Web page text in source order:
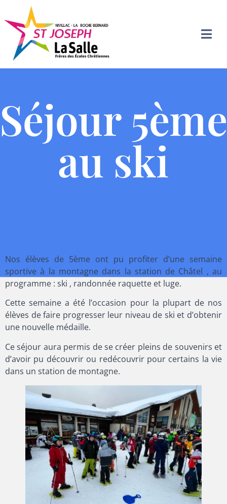
au ski
Nos élèves de 5ème ont pu profiter d’une semaine
sportive à la montagne dans la station de Châtel , au
programme : ski , randonnée raquette et luge.
Cette semaine a été l’occasion pour la plupart de nos
élèves de faire progresser leur niveau de ski et d’obtenir
une nouvelle médaille.
Ce séjour aura permis de se créer pleins de souvenirs et
d’avoir pu découvrir ou redécouvrir pour certains la vie
dans un station de montagne.